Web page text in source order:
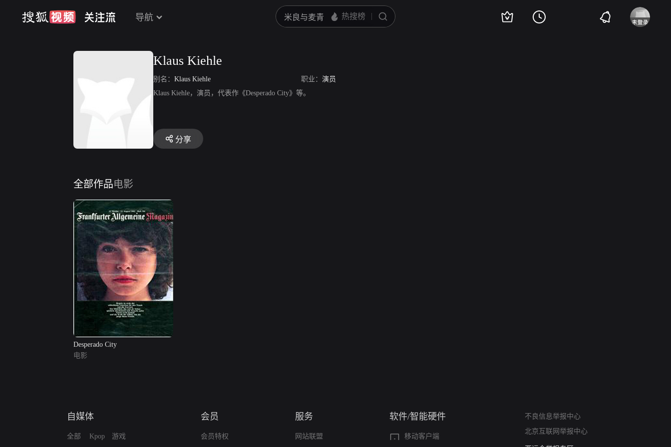
导航
Klaus Kiehle
别名： Klaus Kiehle 职业： 演员
Klaus Kiehle，演员，代表作《Desperado City》等。
分享
全部作品电影
Desperado City
电影
自媒体
全部 Kpop 游戏
会员
会员特权
服务
网站联盟
软件/智能硬件
移动客户端
不良信息举报中心
北京互联网举报中心
算法推荐专项举报